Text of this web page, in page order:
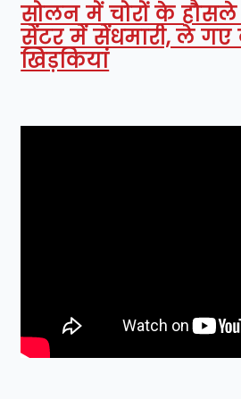
सोलन में चोरों के हौसले
सेंटर में सेंधमारी, ले गए
खिड़कियां